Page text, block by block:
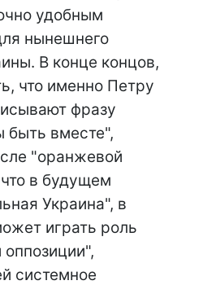
удобным
нынешнего
В конце концов,
что именно Петру
фразу
быть вместе",
"оранжевой
в будущем
Украина", в
играть роль
системное